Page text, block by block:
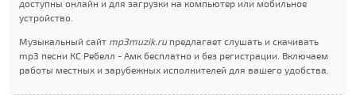
доступны онлайн и для загрузки на компьютер или мобильное
устройство.
Музыкальный сайт mp3muzik.ruпредлагает слушать и скачивать
mp3 песни КC Ребелл - Амк бесплатно и без регистрации. Включаем
работы местных и зарубежных исполнителей для вашего удобства.